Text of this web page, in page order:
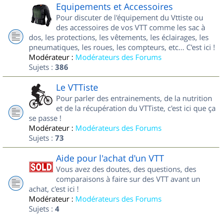
Equipements et Accessoires
Pour discuter de l'équipement du Vttiste ou
des accessoires de vos VTT comme les sac à
dos, les protections, les vêtements, les éclairages, les
pneumatiques, les roues, les compteurs, etc... C'est ici !
Modérateur : Modérateurs des Forums
Sujets : 386
Le VTTiste
Pour parler des entrainements, de la nutrition
et de la récupération du VTTiste, c'est ici que ça
se passe !
Modérateur : Modérateurs des Forums
Sujets : 73
Aide pour l'achat d'un VTT
Vous avez des doutes, des questions, des
comparaisons à faire sur des VTT avant un
achat, c'est ici !
Modérateur : Modérateurs des Forums
Sujets : 4